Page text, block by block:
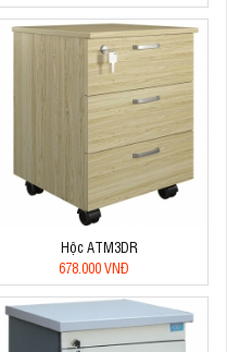
Hộc ATM3DR
678.000 VNĐ